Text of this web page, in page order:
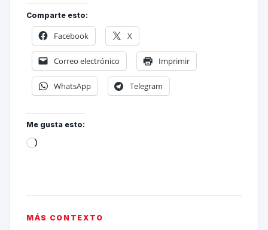
Comparte esto:
Facebook X
Correo electrónico Imprimir
WhatsApp Telegram
Me gusta esto:
MÁS CONTEXTO